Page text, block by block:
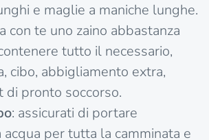
e maglie a maniche lunghe.
con te uno zaino abbastanza
tutto il necessario,
cibo, abbigliamento extra,
di pronto soccorso.
: assicurati di portare
acqua per tutta la camminata e